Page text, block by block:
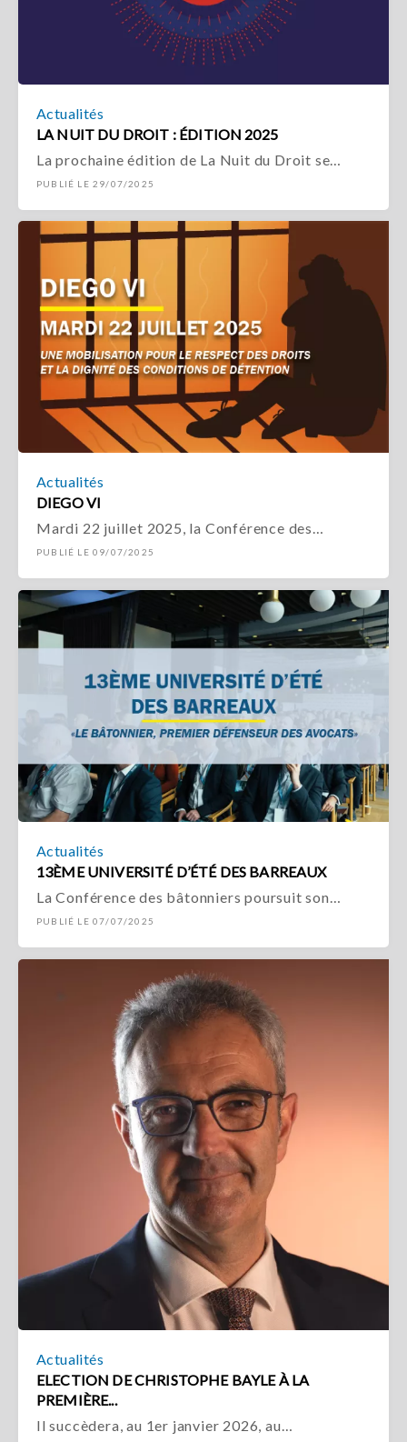
Actualités
LA NUIT DU DROIT : ÉDITION 2025
La prochaine édition de La Nuit du Droit se…
PUBLIÉ LE 29/07/2025
Actualités
DIEGO VI
Mardi 22 juillet 2025, la Conférence des…
PUBLIÉ LE 09/07/2025
Actualités
13ÈME UNIVERSITÉ D’ÉTÉ DES BARREAUX
La Conférence des bâtonniers poursuit son…
PUBLIÉ LE 07/07/2025
Actualités
ELECTION DE CHRISTOPHE BAYLE À LA
PREMIÈRE...
Il succèdera, au 1er janvier 2026, au…